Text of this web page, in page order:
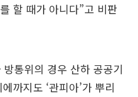
할 때가 아니다”고 비판
통위의 경우 산하 공공기
까지도 ‘관피아’가 뿌리